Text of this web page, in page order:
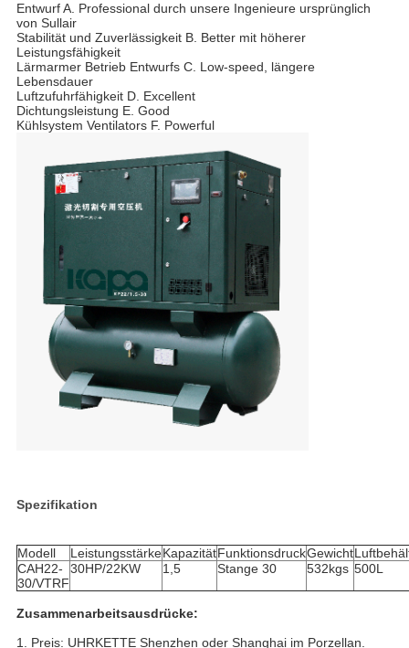
Entwurf A. Professional durch unsere Ingenieure ursprünglich
von Sullair
Stabilität und Zuverlässigkeit B. Better mit höherer
Leistungsfähigkeit
Lärmarmer Betrieb Entwurfs C. Low-speed, längere
Lebensdauer
Luftzufuhrfähigkeit D. Excellent
Dichtungsleistung E. Good
Kühlsystem Ventilators F. Powerful
Spezifikation
Modell LeistungsstärkeKapazitätFunktionsdruckGewicht
CAH22-
30/VTRF
30HP/22KW 1,5 Stange 30 532kgs 500L
Zusammenarbeitsausdrücke:
1. Preis: UHRKETTE Shenzhen oder Shanghai im Porzellan.